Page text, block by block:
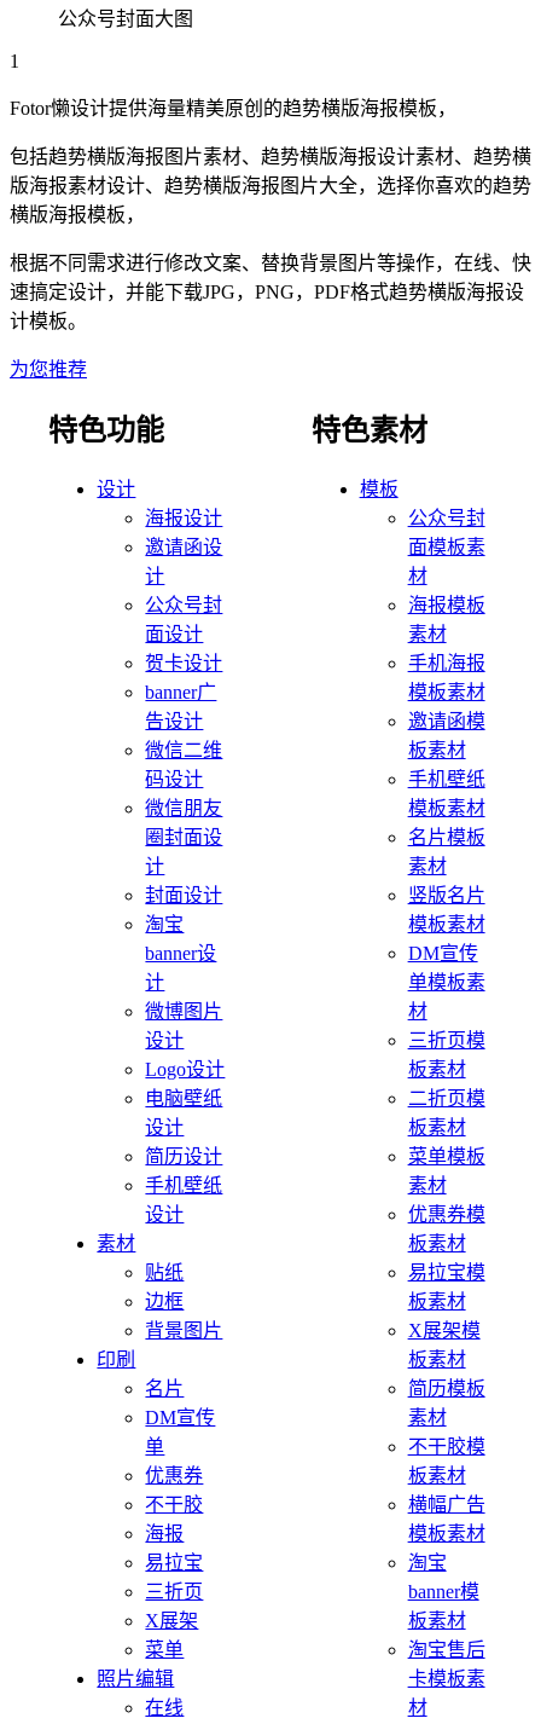
公众号封面大图
1
Fotor懒设计提供海量精美原创的趋势横版海报模板，
包括趋势横版海报 图片素材、 趋势横版海报设计素材、 趋势横
版海报素材设计、 趋势横版海报 图片大全，选择你喜欢的趋势
横版海报模板，
根据不同需求进行修改文案、替换背景图片等操作，在线、快
速搞定设计，并能下载JPG，PNG，PDF格式趋势横版海报设
计模板。
为您推荐
特色功能
设计
海报设计
邀请函设
计
公众号封
面设计
贺卡设计
banner广
告设计
微信二维
码设计
微信朋友
圈封面设
计
封面设计
淘宝
banner设
计
微博图片
设计
Logo设计
电脑壁纸
设计
简历设计
手机壁纸
设计
素材
贴纸
边框
背景图片
印刷
名片
DM宣传
单
优惠券
不干胶
海报
易拉宝
三折页
X展架
菜单
照片编辑
在线
特色素材
模板
公众号封
面模板素
材
海报模板
素材
手机海报
模板素材
邀请函模
板素材
手机壁纸
模板素材
名片模板
素材
竖版名片
模板素材
DM宣传
单模板素
材
三折页模
板素材
二折页模
板素材
菜单模板
素材
优惠券模
板素材
易拉宝模
板素材
X展架模
板素材
简历模板
素材
不干胶模
板素材
横幅广告
模板素材
淘宝
banner模
板素材
淘宝售后
卡模板素
材